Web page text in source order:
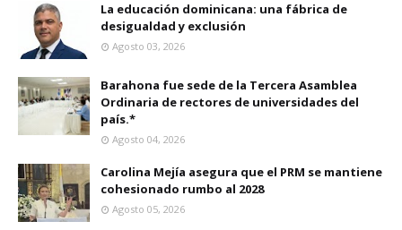
La educación dominicana: una fábrica de
desigualdad y exclusión
Agosto 03, 2026
Barahona fue sede de la Tercera Asamblea
Ordinaria de rectores de universidades del
país.*
Agosto 04, 2026
Carolina Mejía asegura que el PRM se mantiene
cohesionado rumbo al 2028
Agosto 05, 2026